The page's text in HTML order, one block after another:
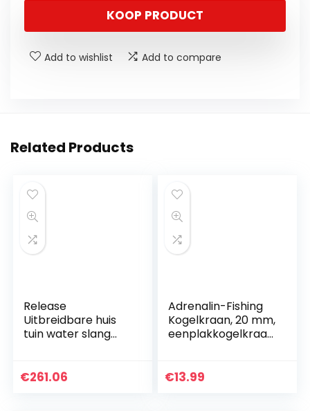
KOOP PRODUCT
Add to wishlist Add to compare
Related Products
Release
Uitbreidbare huis
tuin water slang
met schuim
€261.06
Adrenalin-Fishing
Kogelkraan, 20 mm,
eenplakkogelkraan
kleefmof
€13.99